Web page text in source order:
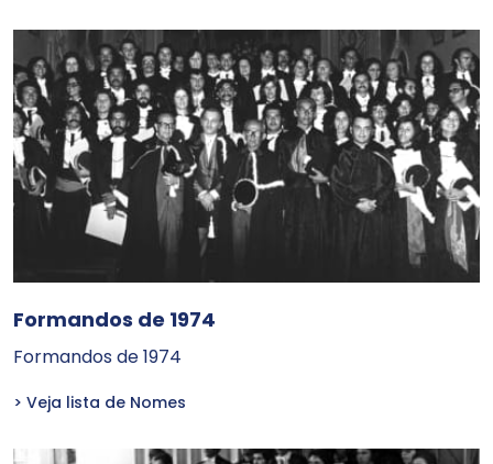
Formandos de 1974
Formandos de 1974
> Veja lista de Nomes